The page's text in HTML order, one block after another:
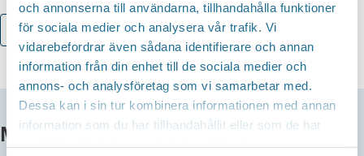
och annonserna till användarna, tillhandahålla funktioner
för sociala medier och analysera vår trafik. Vi
vidarebefordrar även sådana identifierare och annan
information från din enhet till de sociala medier och
annons- och analysföretag som vi samarbetar med.
Dessa kan i sin tur kombinera informationen med annan
information som du har tillhandahållit eller som de har
Lägg till i kalender
MER INFO